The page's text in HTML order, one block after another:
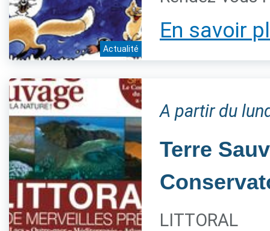
Actualité
En savoir
A partir du
Terre
LITTORAL